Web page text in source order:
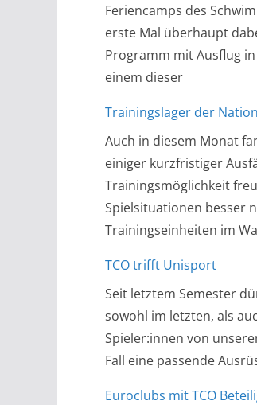
Feriencamps des
erste Mal überhaupt
Programm mit Ausflug
einem dieser
Trainingslager der
Auch in diesem Monat
einiger kurzfristiger
Trainingsmöglichkeit
Spielsituationen besser
Trainingseinheiten im
TCO trifft Unisport
Seit letztem Semester
sowohl im letzten, als
Spieler:innen von
Fall eine passende
Euroclubs mit TCO